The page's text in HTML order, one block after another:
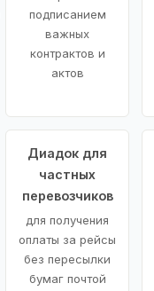
подписанием
важных
контрактов и
актов
Диадок для
частных
перевозчиков
для получения
оплаты за рейсы
без пересылки
бумаг почтой